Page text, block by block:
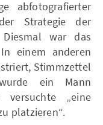
abfotografierter
Strategie der
Diesmal war das
einem anderen
Stimmzettel
ein Mann
versuchte „eine
platzieren“.